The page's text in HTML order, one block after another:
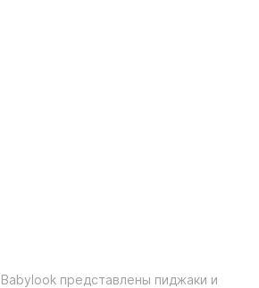
представлены пиджаки и